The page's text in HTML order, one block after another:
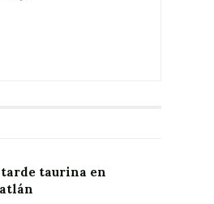
tarde taurina en